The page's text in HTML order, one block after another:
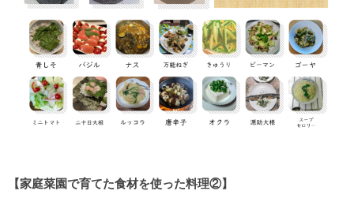
【家庭菜園で育てた食材を使った料理②】